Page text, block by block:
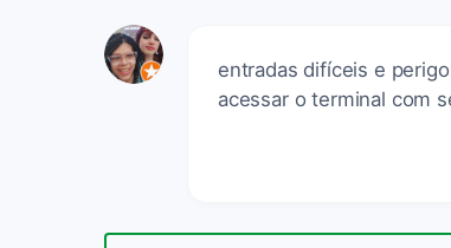
entradas difíceis e
acessar o terminal com